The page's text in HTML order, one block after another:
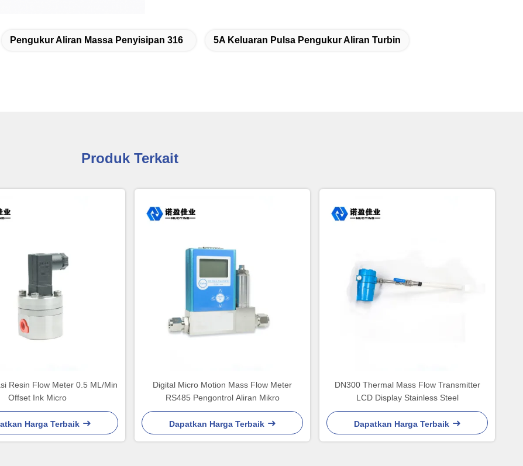
Pengukur Aliran Massa Penyisipan 316 5A Keluaran Pulsa Pengukur Aliran Turbin
Produk Terkait
Resin Flow Meter 0.5 ML/Min
Offset Ink Micro
Harga Terbaik
Digital Micro Motion Mass Flow Meter
RS485 Pengontrol Aliran Mikro
Dapatkan Harga Terbaik
DN300 Thermal Mass Flow Transmitter
LCD Display Stainless Steel
Dapatkan Harga Terbaik